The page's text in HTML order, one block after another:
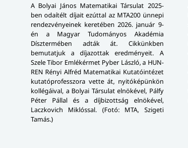
A Bolyai János Matematikai Társulat 2025-
ben odaítélt díjait ezúttal az MTA200 ünnepi
rendezvényeinek keretében 2026. január 9-
én a Magyar Tudományos Akadémia
Dísztermében adták át. Cikkünkben
bemutatjuk a díjazottak eredményeit. A
Szele Tibor Emlékérmet Pyber László, a HUN-
REN Rényi Alfréd Matematikai Kutatóintézet
ku­ta­tó­pro­fesszo­ra vette át, nyitóképünkön
kollégáival, a Bolyai Társulat elnökével, Pálfy
Péter Pállal és a díjbizottság elnökével,
Laczkovich Miklóssal. (Fotó: MTA, Szigeti
Tamás.)